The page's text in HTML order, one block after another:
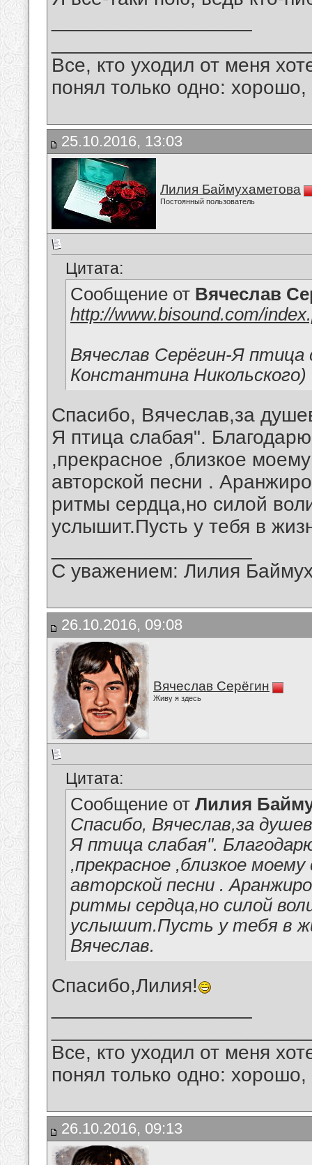
Все, кто уходил от меня
понял только одно:
25.10.2016, 13:03
Лилия Баймухаметова
Постоянный пользователь
Цитата:
Сообщение от Вячеслав
http://www.bisound.com/
Вячеслав Серёгин-Я птица
Константина Никольского)
Спасибо, Вячеслав,за
Я птица слабая".
,прекрасное ,близкое
авторской песни .
ритмы сердца,но силой
услышит.Пусть у тебя в
С уважением: Лилия
26.10.2016, 09:08
Вячеслав Серёгин
Живу я здесь
Цитата:
Сообщение от Лилия
Спасибо, Вячеслав,за
Я птица слабая".
,прекрасное ,близкое
авторской песни .
ритмы сердца,но силой
услышит.Пусть у тебя в
Вячеслав.
Спасибо,Лилия!
Все, кто уходил от меня
понял только одно:
26.10.2016, 09:13